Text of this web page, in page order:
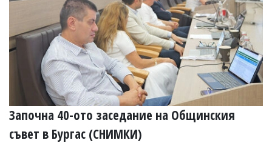
Започна 40-ото заседание на Общинския
съвет в Бургас (СНИМКИ)